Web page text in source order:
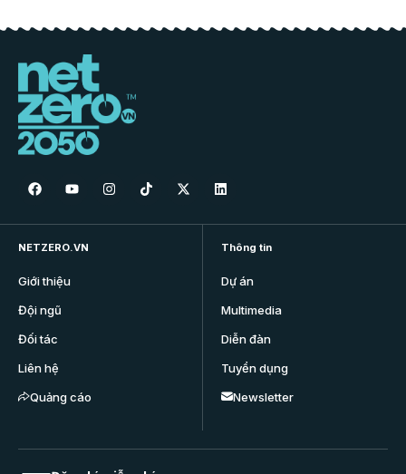
NETZERO.VN
Giới thiệu
Đội ngũ
Đối tác
Liên hệ
Quảng cáo
Thông tin
Dự án
Multimedia
Diễn đàn
Tuyển dụng
Newsletter